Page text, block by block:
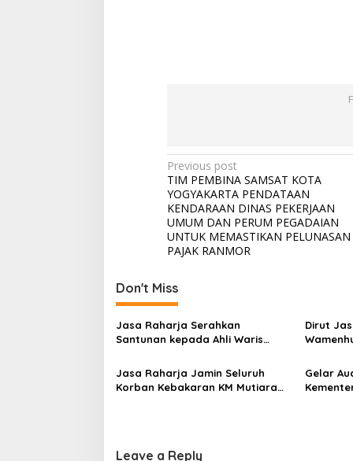
Post
navigation
Previous post
TIM PEMBINA SAMSAT KOTA
YOGYAKARTA PENDATAAN
KENDARAAN DINAS PEKERJAAN
UMUM DAN PERUM PEGADAIAN
UNTUK MEMASTIKAN PELUNASAN
PAJAK RANMOR
Don't Miss
Jasa Raharja Serahkan
Santunan kepada Ahli Waris
Sentosa II
Dirut
RS PHC
Jasa Raharja Jamin Seluruh
Korban Kebakaran KM Mutiara
Gelar
Leave a Reply